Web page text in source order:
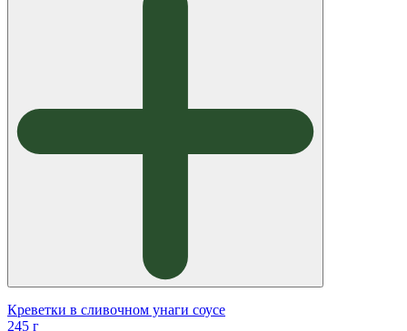
Креветки в сливочном унаги соусе
245 г